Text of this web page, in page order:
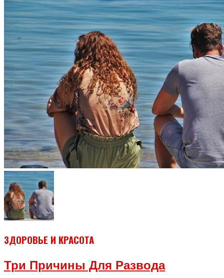
ЗДОРОВЬЕ И КРАСОТА
Три Причины Для Развода